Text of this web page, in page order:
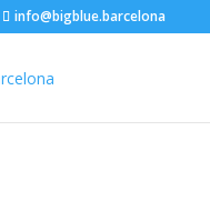
info@bigblue.barcelona